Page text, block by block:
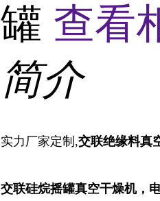
罐 查看
简介
实力厂家定制,交联绝缘料真
交联硅烷摇罐真空干燥机，